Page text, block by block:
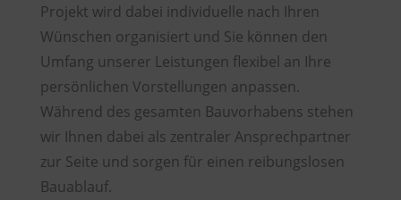
Projekt wird dabei individuelle nach Ihren
Wünschen organisiert und Sie können den
Umfang unserer Leistungen flexibel an Ihre
persönlichen Vorstellungen anpassen.
Während des gesamten Bauvorhabens stehen
wir Ihnen dabei als zentraler Ansprechpartner
zur Seite und sorgen für einen reibungslosen
Bauablauf.